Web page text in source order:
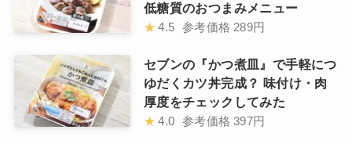
低糖質のおつまみメニュー
★ 4.5 参考価格 289円
セブンの『かつ煮皿』で手軽につ
ゆだくカツ丼完成？ 味付け・肉
厚度をチェックしてみた
★ 4.0 参考価格 397円